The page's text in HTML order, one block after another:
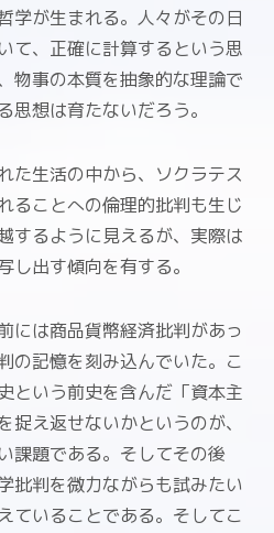
学が生まれる。人々がその日
て、正確に計算するという思
物事の本質を抽象的な理論で
思想は育たないだろう。
た生活の中から、ソクラテス
ることへの倫理的批判も生じ
するように見えるが、実際は
し出す傾向を有する。
には商品貨幣経済批判があっ
の記憶を刻み込んでいた。こ
という前史を含んだ「資本主
え返せないかというのが、
課題である。そしてその後
批判を微力ながらも試みたい
ていることである。そしてこ